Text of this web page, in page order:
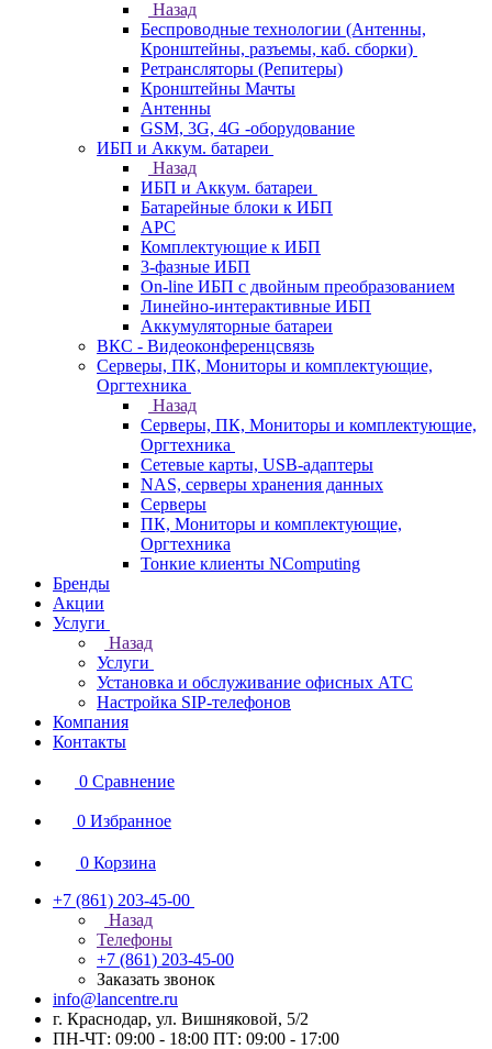
Назад
Беспроводные технологии (Антенны,
Кронштейны, разъемы, каб. сборки)
Ретрансляторы (Репитеры)
Кронштейны Мачты
Антенны
GSM, 3G, 4G -оборудование
ИБП и Аккум. батареи
Назад
ИБП и Аккум. батареи
Батарейные блоки к ИБП
APC
Комплектующие к ИБП
3-фазные ИБП
On-line ИБП с двойным преобразованием
Линейно-интерактивные ИБП
Аккумуляторные батареи
ВКС - Видеоконференцсвязь
Серверы, ПК, Мониторы и комплектующие,
Оргтехника
Назад
Серверы, ПК, Мониторы и комплектующие,
Оргтехника
Сетевые карты, USB-адаптеры
NAS, серверы хранения данных
Серверы
ПК, Мониторы и комплектующие,
Оргтехника
Тонкие клиенты NComputing
Бренды
Акции
Услуги
Назад
Услуги
Установка и обслуживание офисных АТС
Настройка SIP-телефонов
Компания
Контакты
0 Сравнение
0 Избранное
0 Корзина
+7 (861) 203-45-00
Назад
Телефоны
+7 (861) 203-45-00
Заказать звонок
info@lancentre.ru
г. Краснодар, ул. Вишняковой, 5/2
ПН-ЧТ: 09:00 - 18:00 ПТ: 09:00 - 17:00